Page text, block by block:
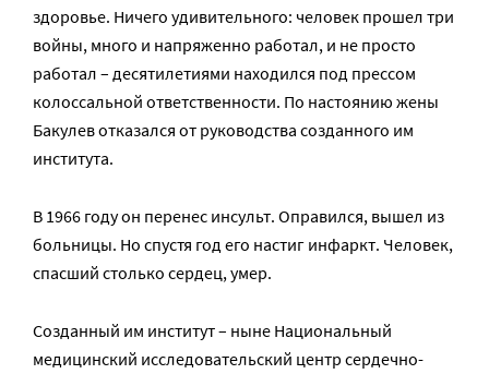
здоровье. Ничего удивительного: человек прошел три
войны, много и напряженно работал, и не просто
работал – десятилетиями находился под прессом
колоссальной ответственности. По настоянию жены
Бакулев отказался от руководства созданного им
института.
В 1966 году он перенес инсульт. Оправился, вышел из
больницы. Но спустя год его настиг инфаркт. Человек,
спасший столько сердец, умер.
Созданный им институт – ныне Национальный
медицинский исследовательский центр сердечно-